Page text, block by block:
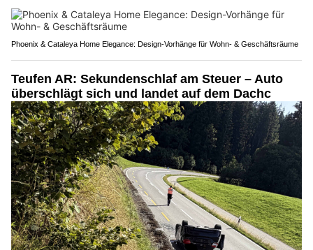
Phoenix & Cataleya Home Elegance: Design-Vorhänge für Wohn- & Geschäftsräume
Teufen AR: Sekundenschlaf am Steuer – Auto
überschlägt sich und landet auf dem Dachc